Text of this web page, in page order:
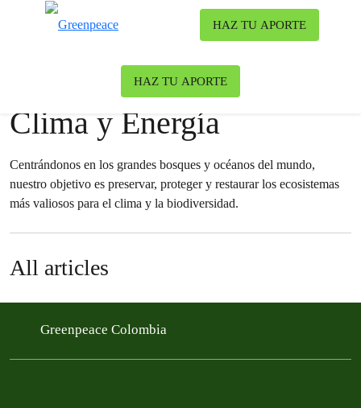
HAZ TU APORTE
HAZ TU APORTE
Clima y Energía
Centrándonos en los grandes bosques y océanos del mundo,
nuestro objetivo es preservar, proteger y restaurar los ecosistemas
más valiosos para el clima y la biodiversidad.
All articles
Greenpeace Colombia